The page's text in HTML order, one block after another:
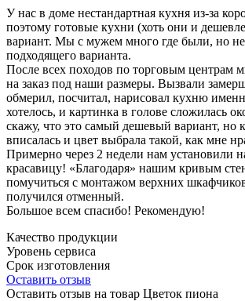
У нас в доме нестандартная кухня из-за
поэтому готовые кухни (хоть они и
вариант. Мы с мужем много где были, но
подходящего варианта.
После всех походов по торговым центрам
на заказ под наши размеры. Вызвали
обмерил, посчитал, нарисовал кухню
хотелось, и картинка в голове сложилась
скажу, что это самый дешевый вариант, но
вписалась и цвет выбрала такой, как мне
Примерно через 2 недели нам установили
красавицу! «Благодаря» нашим кривым
помучиться с монтажом верхних
получился отменный.
Большое всем спасибо! Рекомендую!
Качество продукции
Уровень сервиса
Срок изготовления
Оставить отзыв
Оставить отзыв на товар Цветок пиона